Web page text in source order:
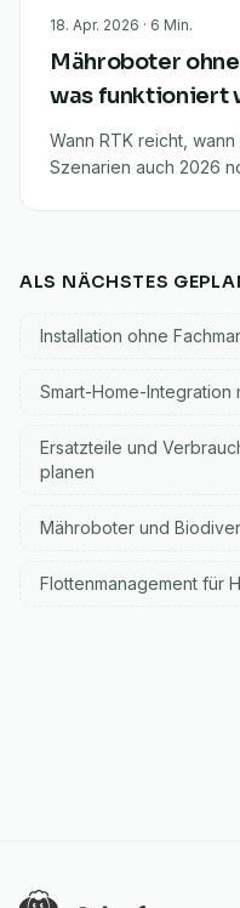
18. Apr. 2026 · 6 Min.
Mähroboter
was funktioniert
Wann RTK reicht,
Szenarien auch 2026
ALS NÄCHSTES
Installation ohne
Smart-Home-Integration
Ersatzteile und
planen
Mähroboter und
Flottenmanagement für